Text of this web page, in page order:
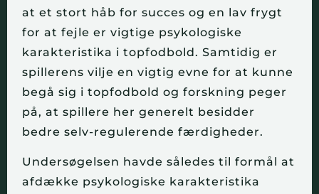
at et stort håb for succes og en lav frygt
for at fejle er vigtige psykologiske
karakteristika i topfodbold. Samtidig er
spillerens vilje en vigtig evne for at kunne
begå sig i topfodbold og forskning peger
på, at spillere her generelt besidder
bedre selv-regulerende færdigheder.
Undersøgelsen havde således til formål at
afdække psykologiske karakteristika